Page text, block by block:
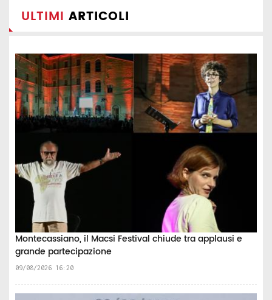
ULTIMI ARTICOLI
Montecassiano, il Macsi Festival chiude tra applausi e
grande partecipazione
09/08/2026 16:20